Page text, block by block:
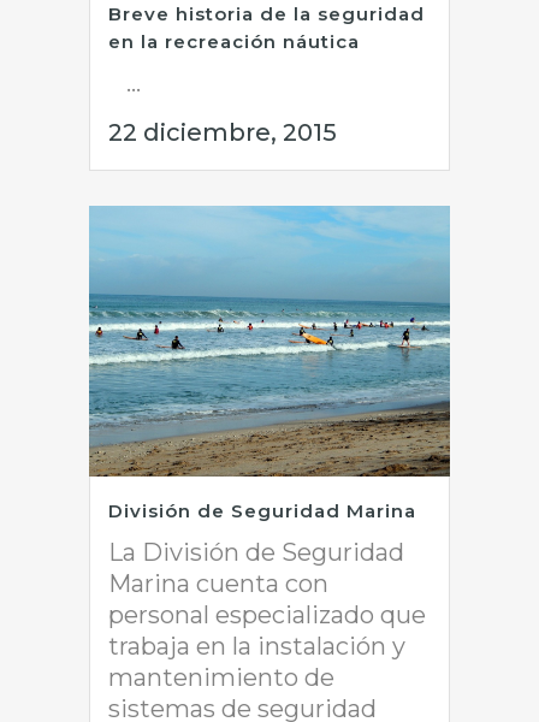
Breve historia de la seguridad
en la recreación náutica
...
22 diciembre, 2015
División de Seguridad Marina
La División de Seguridad
Marina cuenta con
personal especializado que
trabaja en la instalación y
mantenimiento de
sistemas de seguridad